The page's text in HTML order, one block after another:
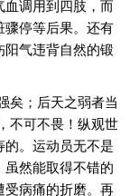
血调用到四肢，而
停等后果。还有
气违背自然的锻
矣；后天之弱者当
不可不畏！纵观世
。运动员无不是
然能取得不错的
受病痛的折磨。再